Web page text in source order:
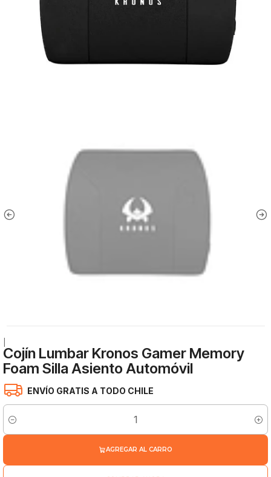
Cojín Lumbar Kronos Gamer Memory
Foam Silla Asiento Automóvil
ENVÍO GRATIS A TODO CHILE
Cantidad
AGREGAR AL CARRO